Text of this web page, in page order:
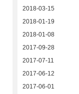
2018-03-15
2018-01-19
2018-01-08
2017-09-28
2017-07-11
2017-06-12
2017-06-01